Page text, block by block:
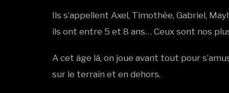
Ils s’appellent Axel, Timothée, Gabriel,
ils ont entre 5 et 8 ans… Ceux sont nos
A cet âge là, on joue avant tout pour
sur le terrain et en dehors.